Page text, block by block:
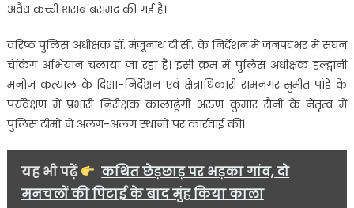
जगहों
से
दो
गिरफ्तार…..
अवैध कच्ची शराब बरामद की गई है।
वरिष्ठ पुलिस अधीक्षक डॉ. मंजूनाथ टी.सी. के निर्देशन में जनपदभर में सघन
चेकिंग अभियान चलाया जा रहा है। इसी क्रम में पुलिस अधीक्षक हल्द्वानी
मनोज कत्याल के दिशा-निर्देशन एवं क्षेत्राधिकारी रामनगर सुमीत पांडे के
पर्यवेक्षण में प्रभारी निरीक्षक कालाढूंगी अरुण कुमार सैनी के नेतृत्व में
पुलिस टीमों ने अलग-अलग स्थानों पर कार्रवाई की।
यह भी पढ़ें
कथित छेड़छाड़ पर भड़का गांव, दो
मनचलों की पिटाई के बाद मुंह किया काला